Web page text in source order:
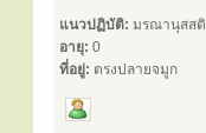
แนวปฏิบัติ: มรณานุสสติ
อายุ: 0
ที่อยู่: ตรงปลายจมูก